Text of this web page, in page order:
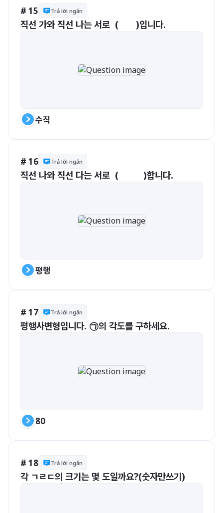
# 15 Trả lời ngắn
직선 가와 직선 나는 서로  (       )입니다.
수직
# 16 Trả lời ngắn
직선 나와 직선 다는 서로  (          )합니다.
평행
# 17 Trả lời ngắn
평행사변형입니다. ㉠의 각도를 구하세요.
80
# 18 Trả lời ngắn
각 ㄱㄹㄷ의 크기는 몇 도일까요?(숫자만쓰기)